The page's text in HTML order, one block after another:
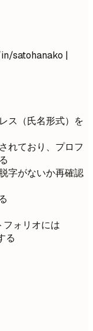
satohanako |
ス（氏名形式）を
れており、プロフ
字がないか再確認
ォリオには
る